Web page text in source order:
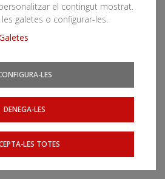
el contingut mostrat.
galetes o configurar-les.
LES
DENEGA-LES
LES TOTES